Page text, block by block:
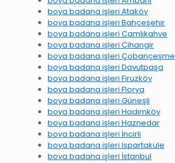
boya badana işleri Ataköy
boya badana işleri Bahçeşehir
boya badana işleri Camlıkahve
boya badana işleri Cihangir
boya badana işleri Çobançeşme
boya badana işleri Davutpaşa
boya badana işleri Firuzköy
boya badana işleri Florya
boya badana işleri Güneşli
boya badana işleri Hadımköy
boya badana işleri Haznedar
boya badana işleri İncirli
boya badana işleri Ispartakule
boya badana işleri İstanbul